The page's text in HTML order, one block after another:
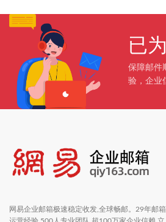
已
保障邮件
验，企业
网易企业邮箱极速稳定收发,全球畅邮。29年邮箱